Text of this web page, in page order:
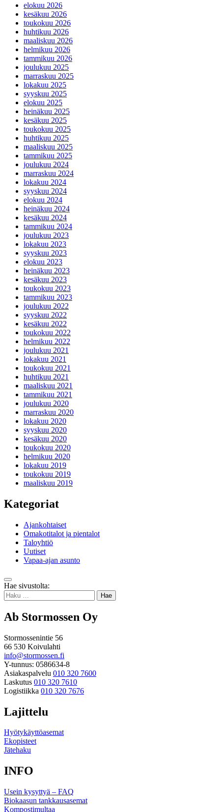
elokuu 2026
kesäkuu 2026
toukokuu 2026
huhtikuu 2026
maaliskuu 2026
helmikuu 2026
tammikuu 2026
joulukuu 2025
marraskuu 2025
lokakuu 2025
syyskuu 2025
elokuu 2025
heinäkuu 2025
kesäkuu 2025
toukokuu 2025
huhtikuu 2025
maaliskuu 2025
tammikuu 2025
joulukuu 2024
marraskuu 2024
lokakuu 2024
syyskuu 2024
elokuu 2024
heinäkuu 2024
kesäkuu 2024
tammikuu 2024
joulukuu 2023
lokakuu 2023
syyskuu 2023
elokuu 2023
heinäkuu 2023
kesäkuu 2023
toukokuu 2023
tammikuu 2023
joulukuu 2022
syyskuu 2022
kesäkuu 2022
toukokuu 2022
helmikuu 2022
joulukuu 2021
lokakuu 2021
toukokuu 2021
huhtikuu 2021
maaliskuu 2021
tammikuu 2021
joulukuu 2020
marraskuu 2020
lokakuu 2020
syyskuu 2020
kesäkuu 2020
toukokuu 2020
helmikuu 2020
lokakuu 2019
toukokuu 2019
maaliskuu 2019
Kategoriat
Ajankohtaiset
Omakotitalot ja pientalot
Taloyhtiö
Uutiset
Vapaa-ajan asunto
Takaisin
ylös
Hae sivustolta:
Haku:
Ab Stormossen Oy
Stormossenintie 56
66 530 Koivulahti
info@stormossen.fi
Y-tunnus: 0586634-8
Asiakaspalvelu 010 320 7600
Laskutus 010 320 7610
Logistiikka 010 320 7676
Lajittelu
Hyötykäyttöasemat
Ekopisteet
Jätehaku
INFO
Usein kysyttyä – FAQ
Biokaasun tankkausasemat
Kompostimultaa